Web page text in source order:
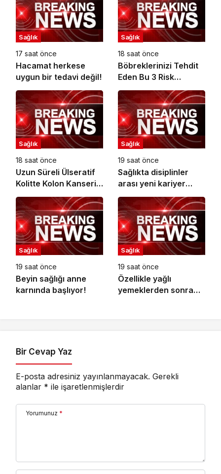
Sağlık
17 saat önce
Hacamat herkese
uygun bir tedavi değil!
Sağlık
18 saat önce
Böbreklerinizi Tehdit
Eden Bu 3 Risk
Faktörüne Dikkat!
Sağlık
18 saat önce
Uzun Süreli Ülseratif
Kolitte Kolon Kanseri
Riski Artıyor mu?
Sağlık
19 saat önce
Sağlıkta disiplinler
arası yeni kariyer
dönemi
Sağlık
19 saat önce
Beyin sağlığı anne
karnında başlıyor!
Sağlık
19 saat önce
Özellikle yağlı
yemeklerden sonra
Bir Cevap Yaz
E-posta adresiniz yayınlanmayacak. Gerekli
alanlar * ile işaretlenmişlerdir
Yorumunuz *